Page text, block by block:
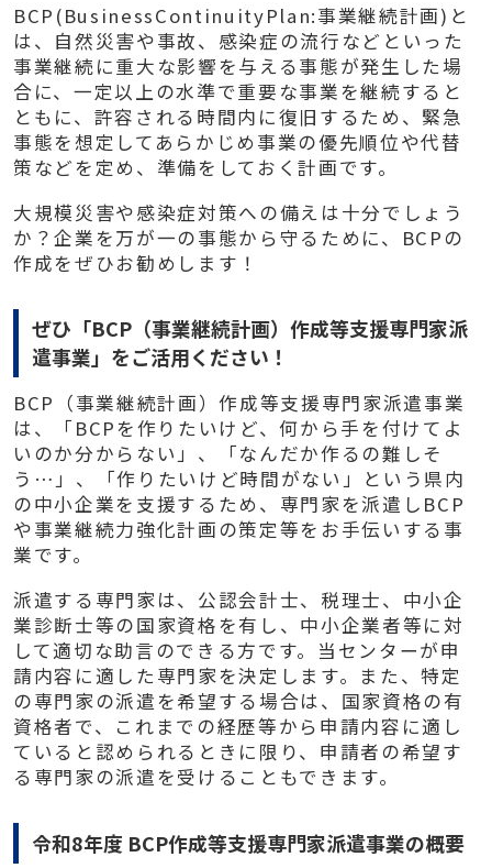
BCP(BusinessContinuityPlan:事業継続計画)と
は、自然災害や事故、感染症の流行などといった
事業継続に重大な影響を与える事態が発生した場
合に、一定以上の水準で重要な事業を継続すると
ともに、許容される時間内に復旧するため、緊急
事態を想定してあらかじめ事業の優先順位や代替
策などを定め、準備をしておく計画です。
大規模災害や感染症対策への備えは十分でしょう
か？企業を万が一の事態から守るために、BCPの
作成をぜひお勧めします！
ぜひ「BCP（事業継続計画）作成等支援専門家派
遣事業」をご活用ください！
BCP（事業継続計画）作成等支援専門家派遣事業
は、「BCPを作りたいけど、何から手を付けてよ
いのか分からない」、「なんだか作るの難しそ
う…」、「作りたいけど時間がない」という県内
の中小企業を支援するため、専門家を派遣しBCP
や事業継続力強化計画の策定等をお手伝いする事
業です。
派遣する専門家は、公認会計士、税理士、中小企
業診断士等の国家資格を有し、中小企業者等に対
して適切な助言のできる方です。当センターが申
請内容に適した専門家を決定します。
また、特定
の専門家の派遣を希望する場合は、国家資格の有
資格者で、これまでの経歴等から申請内容に適し
ていると認められるときに限り、申請者の希望す
る専門家の派遣を受けることもできます。
令和8年度 BCP作成等支援専門家派遣事業の概要